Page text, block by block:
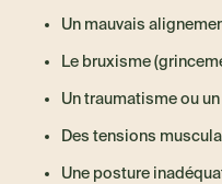
Un mauvais
Le bruxisme
Un traumatisme ou
Des tensions
Une posture